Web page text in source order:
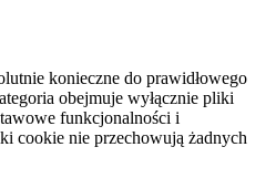
konieczne do prawidłowego
obejmuje wyłącznie pliki
funkcjonalności i
cookie nie przechowują żadnych